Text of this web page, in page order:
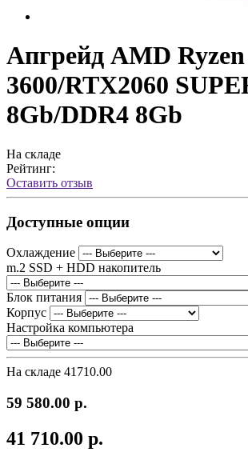
Апгрейд AMD Ryzen
3600/RTX2060
8Gb/DDR4 8Gb
На складе
Рейтинг:
Оставить отзыв
Доступные опции
Охлаждение
m.2 SSD + HDD накопитель
Блок питания
Корпус
Настройка компьютера
На складе 41710.00
59 580.00 р.
41 710.00 р.